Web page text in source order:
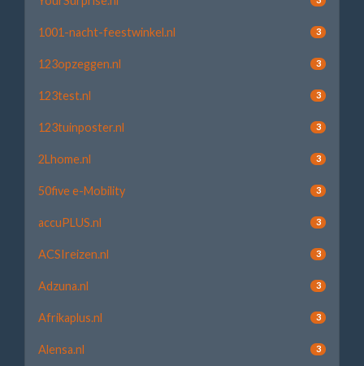
1001-nacht-feestwinkel.nl 3
123opzeggen.nl 3
123test.nl 3
123tuinposter.nl 3
2Lhome.nl 3
50five e-Mobility 3
accuPLUS.nl 3
ACSIreizen.nl 3
Adzuna.nl 3
Afrikaplus.nl 3
Alensa.nl 3